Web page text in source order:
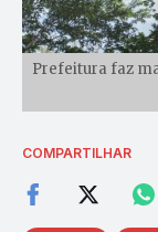
Prefeitura faz
COMPARTILHAR